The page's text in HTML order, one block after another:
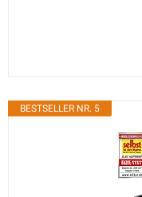
BESTSELLER NR. 5